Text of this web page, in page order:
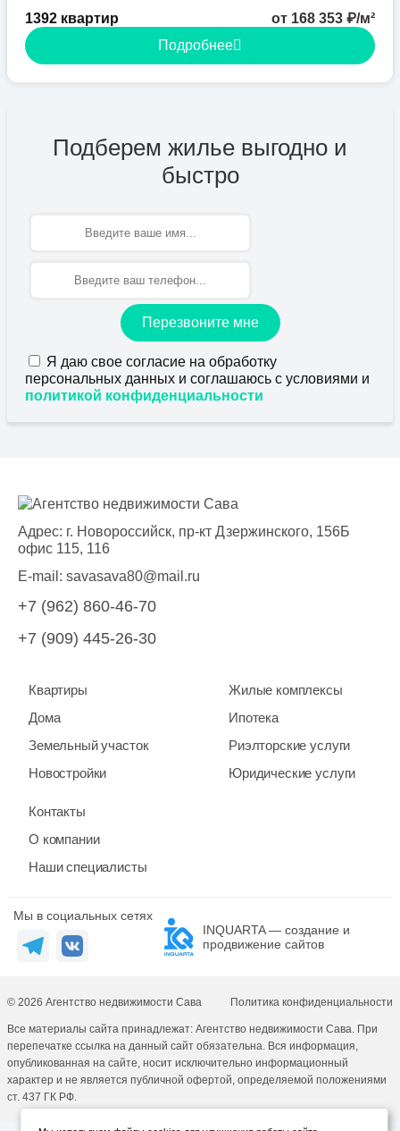
1392 квартир
от 168 353 ₽/м²
Подробнее
Подберем жилье выгодно и
быстро
Перезвоните мне
Я даю свое согласие на обработку
персональных данных и соглашаюсь с условиями и
политикой конфиденциальности
Адрес: г. Новороссийск, пр-кт Дзержинского, 156Б
офис 115, 116
E-mail: savasava80@mail.ru
+7 (962) 860-46-70
+7 (909) 445-26-30
Квартиры
Дома
Земельный участок
Новостройки
Жилые комплексы
Ипотека
Риэлторские услуги
Юридические услуги
Контакты
О компании
Наши специалисты
Мы в социальных сетях
INQUARTA — создание и
продвижение сайтов
© 2026 Агентство недвижимости Сава Политика конфиденциальности
Все материалы сайта принадлежат: Агентство недвижимости Сава. При
перепечатке ссылка на данный сайт обязательна. Вся информация,
опубликованная на сайте, носит исключительно информационный
характер и не является публичной офертой, определяемой положениями
ст. 437 ГК РФ.